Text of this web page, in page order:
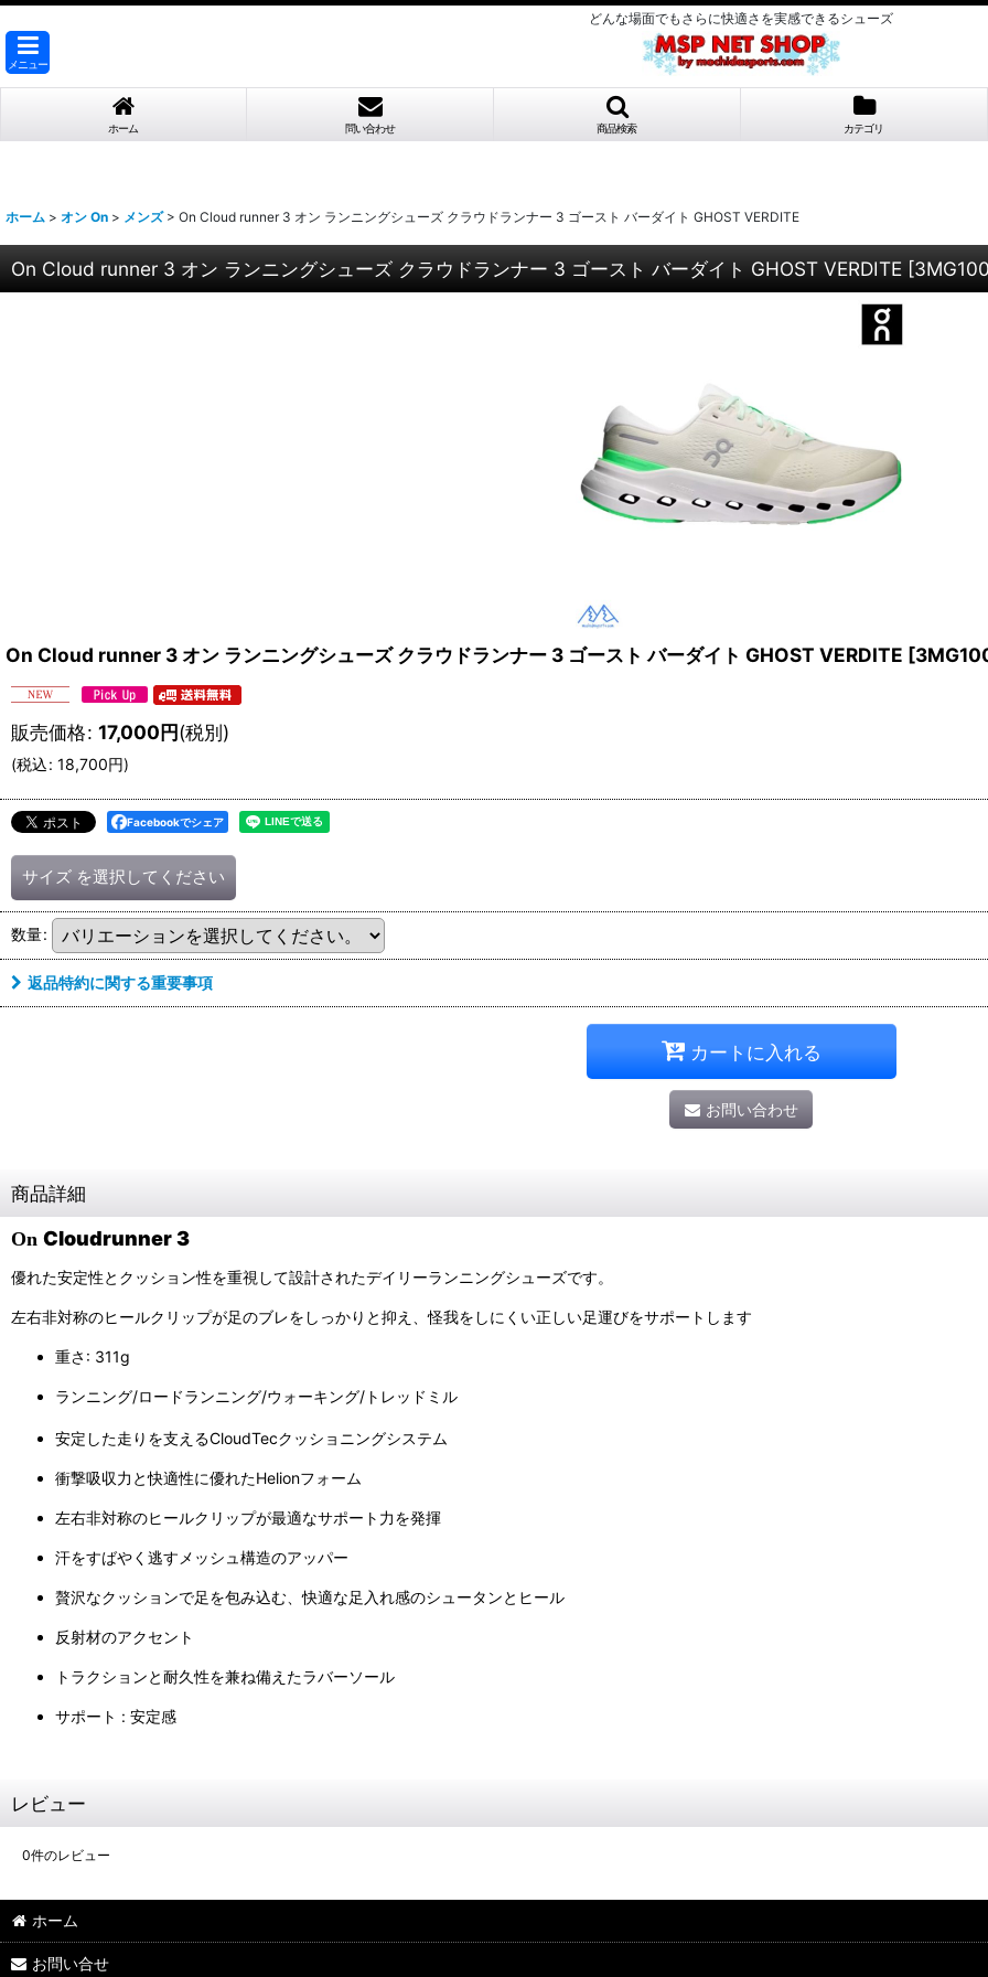
どんな場面でもさらに快適さを実感できるシューズ
メニュー
ホーム 問い合わせ 商品検索 カテゴリ
ホーム > オン On > メンズ > On Cloud runner 3 オン ランニングシューズ クラウドランナー ​​​​​​​​3 ゴースト バーダイト GHOST VERDITE
On Cloud runner 3 オン ランニングシューズ クラウドランナー ​​​​​​​​3 ゴースト バーダイト GHOST VERDITE [
On Cloud runner 3 オン ランニングシューズ クラウドランナー ​​​​​​​​3 ゴースト バーダイト GHOST VERDITE [
販売価格: 17,000円(税別)
(税込: 18,700円)
Facebookでシェア
サイズ を選択してください
数量:
返品特約に関する重要事項
カートに入れる
お問い合わせ
商品詳細
On Cloudrunner 3
優れた安定性とクッション性を重視して設計されたデイリーランニングシューズです。
左右非対称のヒールクリップが足のブレをしっかりと抑え、怪我をしにくい正しい足運びをサポートします
重さ: 311g
ランニング/ロードランニング/ウォーキング/トレッドミル
安定した走りを支えるCloudTecクッショニングシステム
衝撃吸収力と快適性に優れたHelionフォーム
左右非対称のヒールクリップが最適なサポート力を発揮
汗をすばやく逃すメッシュ構造のアッパー
贅沢なクッションで足を包み込む、快適な足入れ感のシュータンとヒール
反射材のアクセント
トラクションと耐久性を兼ね備えたラバーソール
サポート : 安定感
レビュー
0件のレビュー
ホーム
お問い合せ